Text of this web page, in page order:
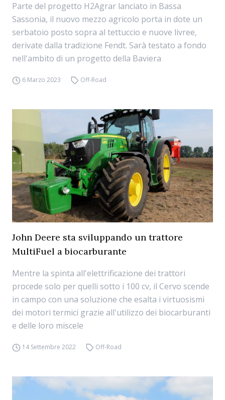
Parte del progetto H2Agrar lanciato in Bassa
Sassonia, il nuovo mezzo agricolo porta in dote un
serbatoio posto sopra al tettuccio e nuove livree,
derivate dalla tradizione Fendt. Sarà testato a fondo
nell'ambito di un progetto della Baviera
6 Marzo 2023 Off-Road
John Deere sta sviluppando un trattore
MultiFuel a biocarburante
Mentre la spinta all'elettrificazione dei trattori
procede solo per quelli sotto i 100 cv, il Cervo scende
in campo con una soluzione che esalta i virtuosismi
dei motori termici grazie all'utilizzo dei biocarburanti
e delle loro miscele
14 Settembre 2022 Off-Road